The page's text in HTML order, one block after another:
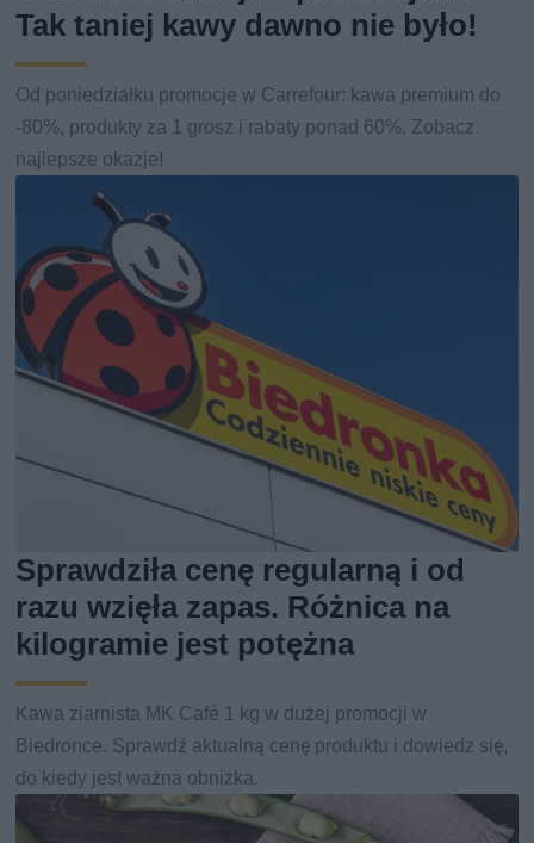
Tak taniej kawy dawno nie było!
Od poniedziałku promocje w Carrefour: kawa premium do
-80%, produkty za 1 grosz i rabaty ponad 60%. Zobacz
najlepsze okazje!
Sprawdziła cenę regularną i od
razu wzięła zapas. Różnica na
kilogramie jest potężna
Kawa ziarnista MK Café 1 kg w dużej promocji w
Biedronce. Sprawdź aktualną cenę produktu i dowiedz się,
do kiedy jest ważna obniżka.